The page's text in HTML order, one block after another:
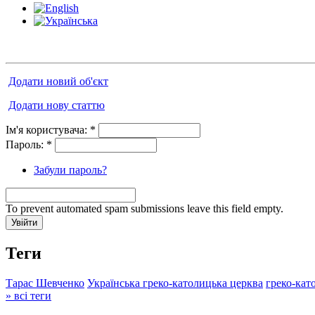
Додати новий об'єкт
Додати нову статтю
Ім'я користувача: *
Пароль: *
Забули пароль?
To prevent automated spam submissions leave this field empty.
Теги
Тарас Шевченко Українська греко-католицька церква греко-
» всі теги